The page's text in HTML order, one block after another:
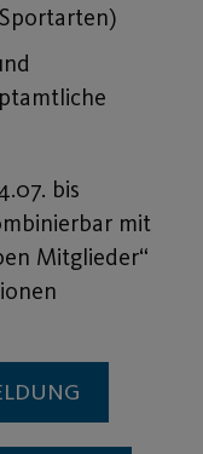
bis
mit
Mitglieder“